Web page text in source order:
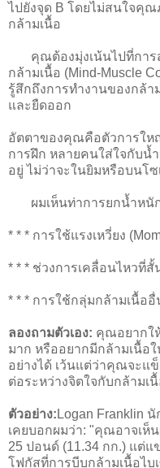
ไปยังจุด B โดยไม่สนใจคุ
กล้ามเนื้อ
คุณต้องมุ่งเน้นไปที่การส
กล้ามเนื้อ (Mind-Muscle
รู้สึกถึงการทำงานของกล้า
และยืดออก
อัตตาของคุณคือตัวการให
การฝึก หลายคนใส่ใจกับน้
อยู่ ไม่ว่าจะในยิมหรือบนโซ
ผมเห็นท่าการยกน้ำหนัก
* * * การใช้แรงเหวี่ยง
* * * ช่วงการเคลื่อนไหวที่สั้
* * * การใช้กลุ่มกล้ามเนื้อ
ลองถามตัวเอง: คุณอยากใ
มาก หรืออยากมีกล้ามเนื้อ
อย่างได้ เว้นแต่ว่าคุณจะแ
ต่อระหว่างจิตใจกับกล้ามเนื้
ตัวอย่าง:Logan Franklin
เคยบอกผมว่า: "คุณอาจเห็
25 ปอนด์ (11.34 กก.) แต่แ
โฟกัสที่การบีบกล้ามเนื้อไ